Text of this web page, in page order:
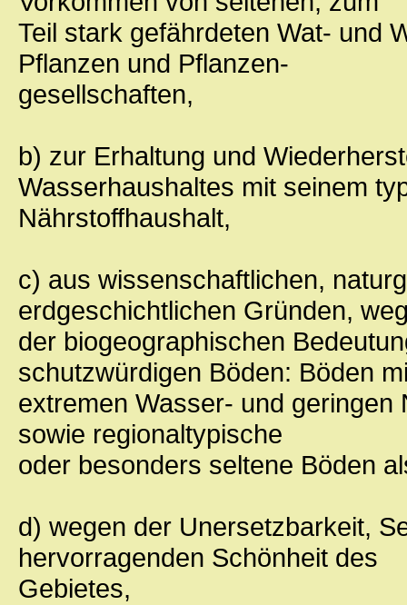
Teil stark gefährdeten Wat- und
Pflanzen und Pflanzen-
gesellschaften,
b) zur Erhaltung und
Wasserhaushaltes mit seinem
Nährstoffhaushalt,
c) aus wissenschaftlichen,
erdgeschichtlichen Gründen,
der biogeographischen
schutzwürdigen Böden: Böden
extremen Wasser- und
sowie regionaltypische
oder besonders seltene Böden
d) wegen der Unersetzbarkeit,
hervorragenden Schönheit des
Gebietes,